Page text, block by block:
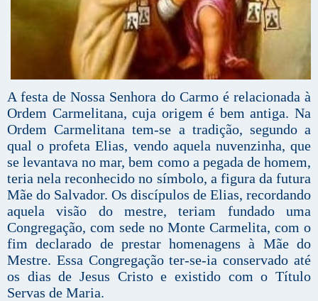
A festa de Nossa Senhora do Carmo é relacionada à
Ordem Carmelitana, cuja origem é bem antiga. Na
Ordem Carmelitana tem-se a tradição, segundo a
qual o profeta Elias, vendo aquela nuvenzinha, que
se levantava no mar, bem como a pegada de homem,
teria nela reconhecido no símbolo, a figura da futura
Mãe do Salvador. Os discípulos de Elias, recordando
aquela visão do mestre, teriam fundado uma
Congregação, com sede no Monte Carmelita, com o
fim declarado de prestar homenagens à Mãe do
Mestre. Essa Congregação ter-se-ia conservado até
os dias de Jesus Cristo e existido com o Título
Servas de Maria.